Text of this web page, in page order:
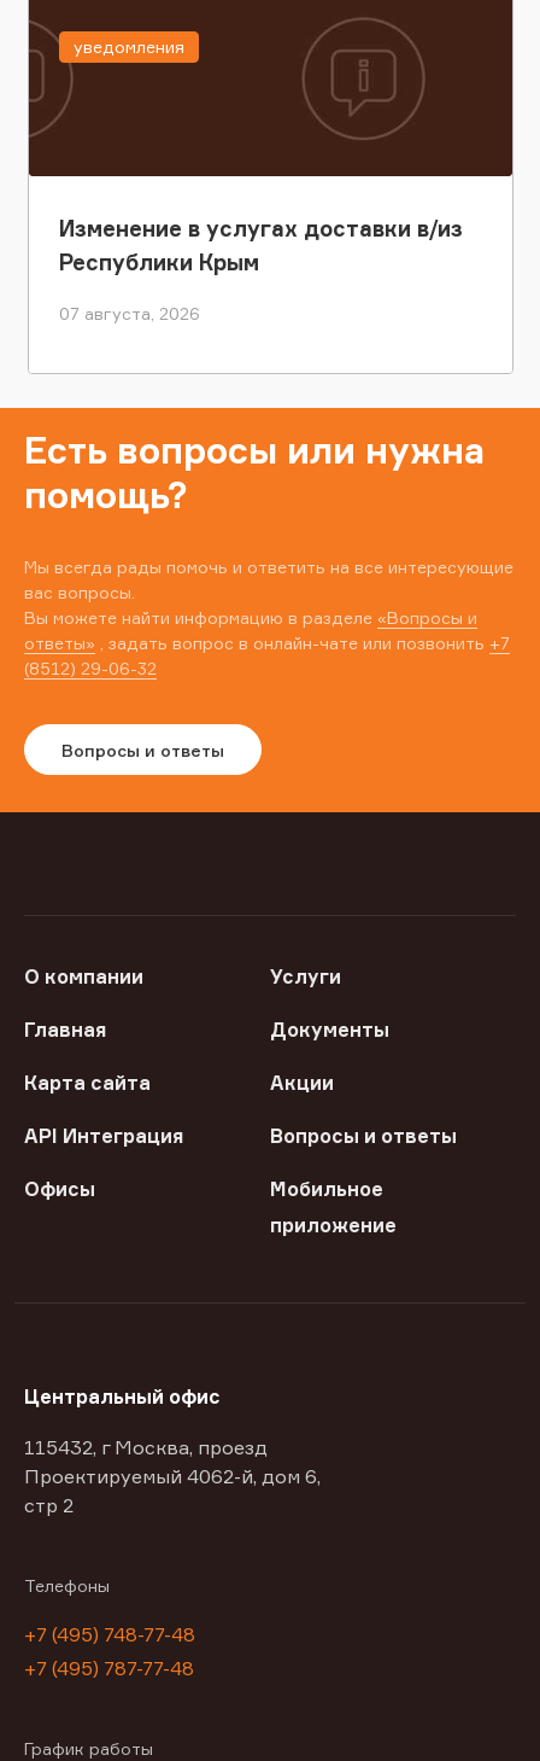
Изменение в услугах доставки в/из
Республики Крым
07 августа, 2026
уведомления
Есть вопросы или нужна
помощь?
Мы всегда рады помочь и ответить на все интересующие
вас вопросы.
Вы можете найти информацию в разделе «Вопросы и
ответы» , задать вопрос в онлайн-чате или позвонить +7
(8512) 29-06-32
Вопросы и ответы
О компании Услуги
Главная Документы
Карта сайта Акции
API Интеграция Вопросы и ответы
Офисы
Мобильное
приложение
Центральный офис
115432, г Москва, проезд
Проектируемый 4062-й, дом 6,
стр 2
Телефоны
+7 (495) 748-77-48
+7 (495) 787-77-48
График работы